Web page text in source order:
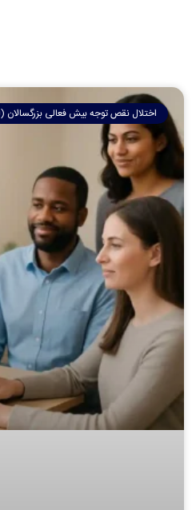
اختلال نقص توجه بیش فعالی بزرگسالان (ADULT ADHD)